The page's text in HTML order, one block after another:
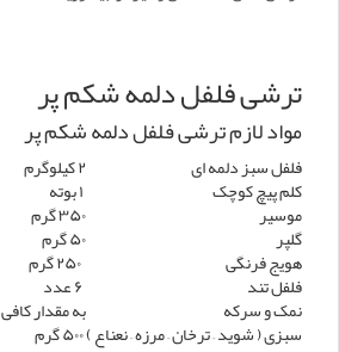
ترشی فلفل دلمه شکم پر
مواد لازم ترشی فلفل دلمه شکم پر
فلفل سبز دلمه ای ۲ کیلوگرم
کلم پیچ کوچک
موسیر ۳۵۰ گرم
گلپر ۵۰ گرم
هویج فرنگی
فلفل تند
نمک و سرکه به مقدار کافی
سبزی ( شوید – ترخان – مرزه – نعناع )